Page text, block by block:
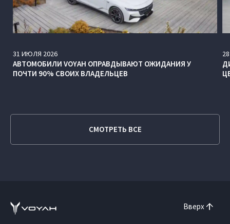
31 ИЮЛЯ 2026
АВТОМОБИЛИ VOYAH ОПРАВДЫВАЮТ ОЖИДАНИЯ У
ПОЧТИ 90% СВОИХ ВЛАДЕЛЬЦЕВ
28
СМОТРЕТЬ ВСЕ
Вверх